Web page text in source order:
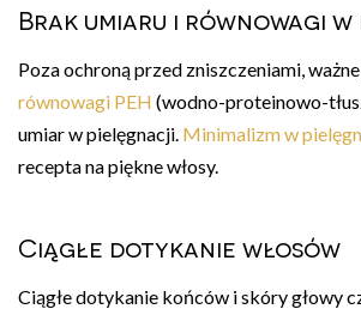
Brak umiaru i równowagi
Poza ochroną przed zniszczeniami,
równowagi PEH (wodno-proteinowo-
umiar w pielęgnacji. Minimalizm w
recepta na piękne włosy.
Ciągłe dotykanie włosów
Ciągłe dotykanie końców i skóry głowy